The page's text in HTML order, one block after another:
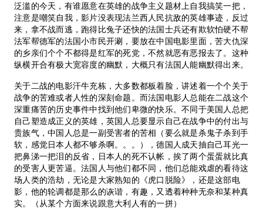
泛滥的今天，有谁愿意在英雄的战争主义题材上自我搞笑一把，
注意是嘲笑自我，影片没表现法兰西人民抗敌的英雄事迹，反过
来，拿不战而逃，跑得比兔子还快的法国士兵还有欺软怕硬不帮
法军帮德军的法国小市民开涮，要放在中国电影里面，苦大仇深
的乡亲们个个不都得是红军的死党，不然就恶有恶报去了。这种
纵横开合有极大宽容度的幽默，大概只有法国人能幽默得出来。
关于二战的电影汗牛充栋，大多数都板着脸，讲述着一个个关于
战争的苦难或者人性的深刻命题。而法国电影人总能在二战这个
深重痛苦的历史事件中找到他们卑微的快乐。不同于美国人总把
自己塑造成正义的英雄，英国人总要显示自己在战争中的付出与
贵族气，中国人总是一副受害者的苦相（要么就是杀鬼子杀到手
软，感觉日本人都不够杀啊。。。），德国人成天抽自己耳光一
把鼻涕一把泪的反省，日本人的死不认帐，挨了两个蛋蛋就比真
的受害人更苦逼。法国人与他们都不同，他们总能戏虐的看待这
场人类的浩劫，无论是大家熟知的《虎口脱险》，还是这部电
影，他的轮调都是那么的诙谐，有趣，又透着种种无奈和某种真
实。（从某个方面来说跟意大利人有的一拼）